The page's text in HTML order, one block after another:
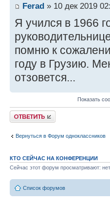
Ferad » 10 дек 2019
Я учился в 1966
помню к
году в Грузию.
отзовется...
Показать
Ответить
Вернуться в Форум одноклассников
КТО СЕЙЧАС НА КОНФЕРЕНЦИИ
Сейчас этот форум просматривают:
Список форумов